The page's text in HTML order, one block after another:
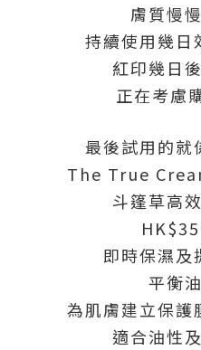
膚質慢
持續使用幾日
紅印幾日
正在考慮
最後試用的就
The True
斗篷草高
即時保濕及
平衡
為肌膚建立保護
適合油性